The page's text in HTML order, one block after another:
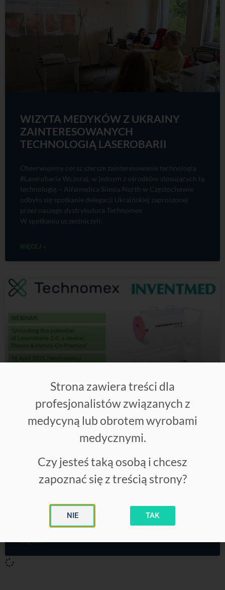
WIZYTA MEDYKÓW Z UKRAINY
ZAINTERESOWANYCH
TECHNOLOGIĄ LASEROBARII
Obserwujemy coraz szersze zainteresowanie technologią
#Laserobaria Wczoraj, w jednym z ośrodków stosujących tą
technologię – Alfamedica Silesia North w Częstochowie
odbyło się spotkanie delegacji Ukraińskiej zaproszonej
przez naszego dystrybutora Technomex
W spotkaniu uczestniczyli:
WIĘCEJ »
SEMINARIUM ONLINE “UNLOCKING
THE POTENTIAL OF LASEROBARIA
Już jutro odbędzie się otwarte seminarium online
“Unlocking the Potential of Laserobaria 2.0_s”
organizowane przez jednego z naszych partnerów – firmę
Data: 16 kwietnia 2025
Godzina: 08:15–09:15
WIĘCEJ »
Strona zawiera treści dla
profesjonalistów związanych z
medycyną lub obrotem wyrobami
medycznymi.
Czy jesteś taką osobą i chcesz
zapoznać się z treścią strony?
NIE TAK